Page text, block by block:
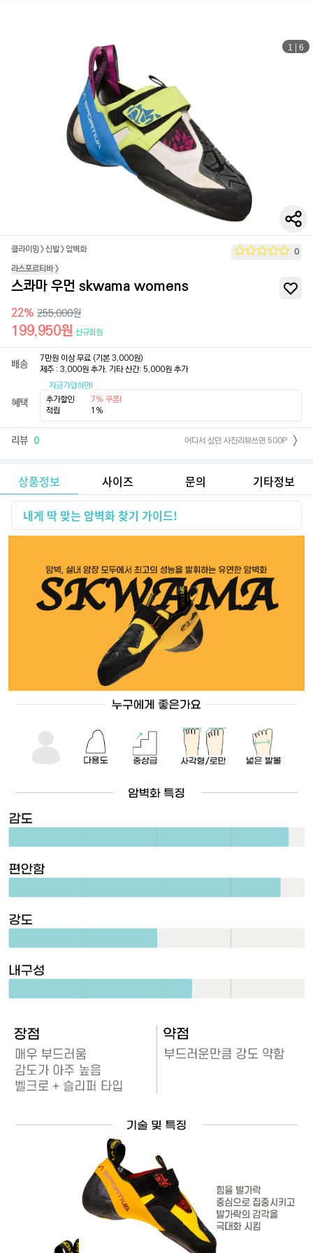
1 | 6
클라이밍>신발>암벽화
0
라스포르티바>
스콰마 우먼 skwama womens
22% 255,000원
199,950원 신규회원
배송
7만원 이상 무료 (기본 3,000원)
제주 : 3,000원 추가, 기타 산간: 5,000원 추가
혜택
지금가입하면!
추가할인
7% 쿠폰!
적립
1%
리뷰 0 어디서 샀던 사진리뷰쓰면 500P
상품정보 사이즈 문의 기타정보
내게 딱 맞는 암벽화 찾기 가이드!